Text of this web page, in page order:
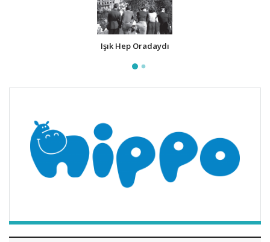
Işık Hep Oradaydı